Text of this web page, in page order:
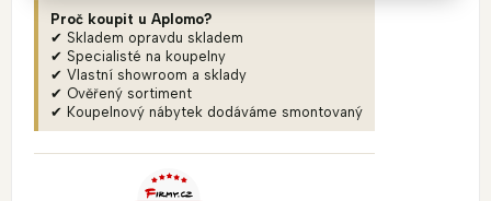
Proč koupit u Aplomo?
✔ Skladem opravdu skladem
✔ Specialisté na koupelny
✔ Vlastní showroom a sklady
✔ Ověřený sortiment
✔ Koupelnový nábytek dodáváme smontovaný